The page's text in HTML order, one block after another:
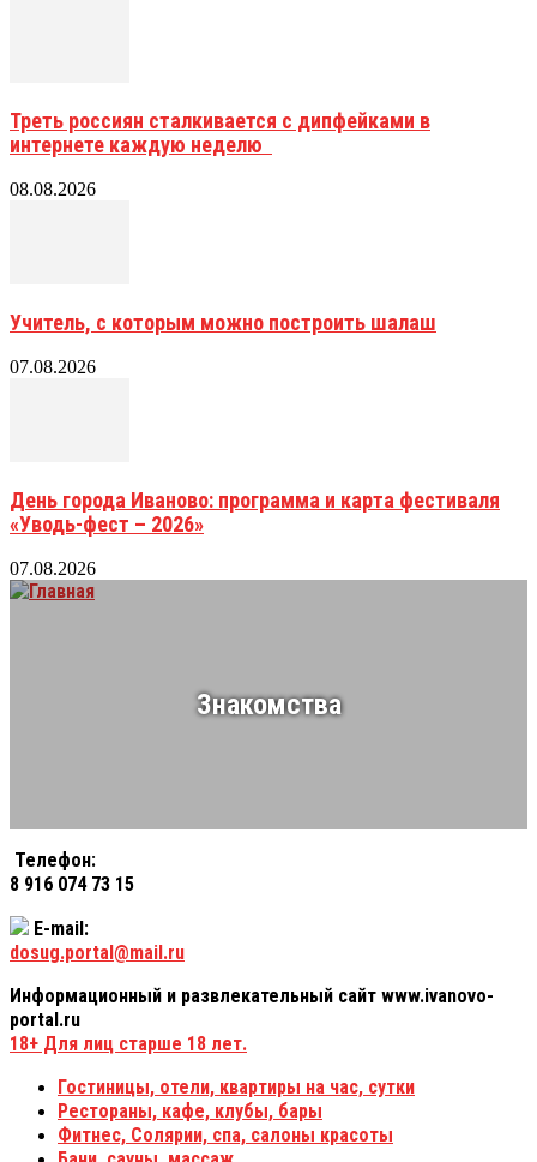
Треть россиян сталкивается с дипфейками в
интернете каждую неделю
08.08.2026
Учитель, с которым можно построить шалаш
07.08.2026
День города Иваново: программа и карта фестиваля
«Уводь-фест – 2026»
07.08.2026
Знакомства
Телефон:
8 916 074 73 15
E-mail:
dosug.portal@mail.ru
Информационный и развлекательный сайт www.ivanovo-
portal.ru
18+ Для лиц старше 18 лет.
Гостиницы, отели, квартиры на час, сутки
Рестораны, кафе, клубы, бары
Фитнес, Солярии, спа, салоны красоты